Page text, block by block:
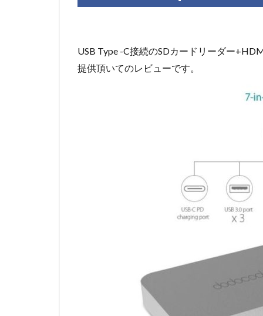
USB Type -C接続のSDカードリーダー
提供頂いてのレビューです。